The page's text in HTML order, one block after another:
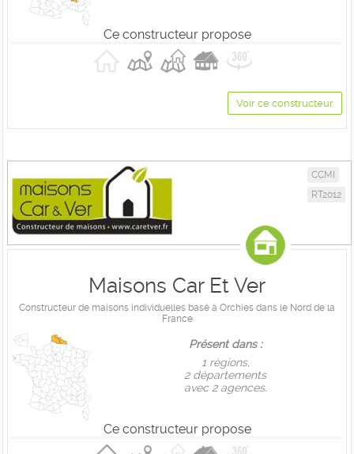
Ce constructeur propose
Voir ce constructeur
CCMI
RT2012
Maisons Car Et Ver
Constructeur de maisons individuelles basé à Orchies dans le Nord de la
France
Présent dans :
1 règions,
2 départements
avec 2 agences.
Ce constructeur propose